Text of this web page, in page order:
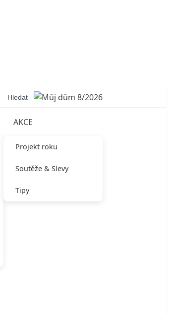
AKCE
Projekt roku
Soutěže & Slevy
Tipy